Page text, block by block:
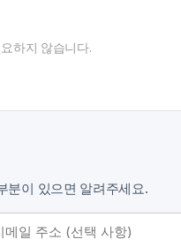
하지 않습니다.
분이 있으면 알려주세요.